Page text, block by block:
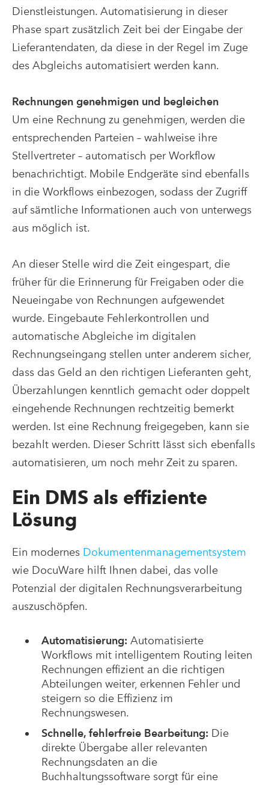
Dienstleistungen. Automatisierung in dieser
Phase spart zusätzlich Zeit bei der Eingabe der
Lieferantendaten, da diese in der Regel im Zuge
des Abgleichs automatisiert werden kann.
Rechnungen genehmigen und begleichen
Um eine Rechnung zu genehmigen, werden die
entsprechenden Parteien – wahlweise ihre
Stellvertreter – automatisch per Workflow
benachrichtigt. Mobile Endgeräte sind ebenfalls
in die Workflows einbezogen, sodass der Zugriff
auf sämtliche Informationen auch von unterwegs
aus möglich ist.
An dieser Stelle wird die Zeit eingespart, die
früher für die Erinnerung für Freigaben oder die
Neueingabe von Rechnungen aufgewendet
wurde. Eingebaute Fehlerkontrollen und
automatische Abgleiche im digitalen
Rechnungseingang stellen unter anderem sicher,
dass das Geld an den richtigen Lieferanten geht,
Überzahlungen kenntlich gemacht oder doppelt
eingehende Rechnungen rechtzeitig bemerkt
werden. Ist eine Rechnung freigegeben, kann sie
bezahlt werden. Dieser Schritt lässt sich ebenfalls
automatisieren, um noch mehr Zeit zu sparen.
Ein DMS als effiziente
Lösung
Ein modernes Dokumentenmanagementsystem
wie DocuWare hilft Ihnen dabei, das volle
Potenzial der digitalen Rechnungsverarbeitung
auszuschöpfen.
Automatisierung: Automatisierte
Workflows mit intelligentem Routing leiten
Rechnungen effizient an die richtigen
Abteilungen weiter, erkennen Fehler und
steigern so die Effizienz im
Rechnungswesen.
Schnelle, fehlerfreie Bearbeitung: Die
direkte Übergabe aller relevanten
Rechnungsdaten an die
Buchhaltungssoftware sorgt für eine